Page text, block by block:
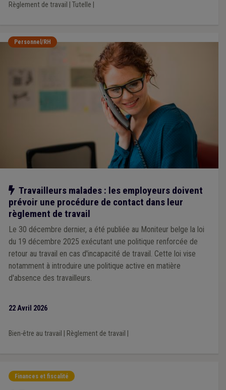
Règlement de travail Tutelle
Personnel/RH
Notre action
Travailleurs malades : les employeurs doivent
prévoir une procédure de contact dans leur
règlement de travail
Le 30 décembre dernier, a été publiée au Moniteur belge la loi
du 19 décembre 2025 exécutant une politique renforcée de
retour au travail en cas d'incapacité de travail. Cette loi vise
notamment à introduire une politique active en matière
d'absence des travailleurs.
22 Avril 2026
Bien-être au travail Règlement de travail
Finances et fiscalité